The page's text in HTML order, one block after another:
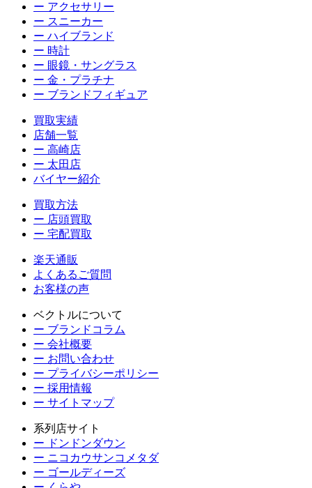
ー アクセサリー
ー スニーカー
ー ハイブランド
ー 時計
ー 眼鏡・サングラス
ー 金・プラチナ
ー ブランドフィギュア
買取実績
店舗一覧
ー 高崎店
ー 太田店
バイヤー紹介
買取方法
ー 店頭買取
ー 宅配買取
楽天通販
よくあるご質問
お客様の声
ベクトルについて
ー ブランドコラム
ー 会社概要
ー お問い合わせ
ー プライバシーポリシー
ー 採用情報
ー サイトマップ
系列店サイト
ー ドンドンダウン
ー ニコカウサンコメタダ
ー ゴールディーズ